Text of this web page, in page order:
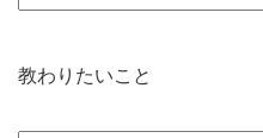
教わりたいこと